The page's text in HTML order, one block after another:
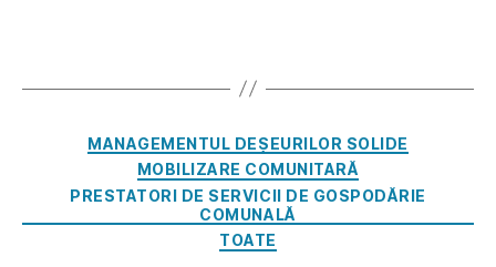
MANAGEMENTUL DEȘEURILOR SOLIDE
MOBILIZARE COMUNITARĂ
PRESTATORI DE SERVICII DE GOSPODĂRIE
COMUNALĂ
TOATE